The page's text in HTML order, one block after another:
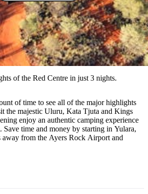
of the Red Centre in just 3 nights.
of time to see all of the major highlights
the majestic Uluru, Kata Tjuta and Kings
enjoy an authentic camping experience
time and money by starting in Yulara,
from the Ayers Rock Airport and